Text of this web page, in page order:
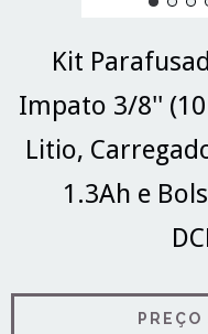
Kit
Impato 3/8''
Litio,
1.3Ah e